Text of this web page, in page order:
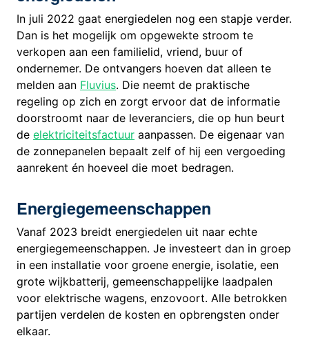
In juli 2022 gaat energiedelen nog een stapje verder.
Dan is het mogelijk om opgewekte stroom te
verkopen aan een familielid, vriend, buur of
ondernemer. De ontvangers hoeven dat alleen te
melden aan Fluvius. Die neemt de praktische
regeling op zich en zorgt ervoor dat de informatie
doorstroomt naar de leveranciers, die op hun beurt
deelektriciteitsfactuur aanpassen. De eigenaar van
de zonnepanelen bepaalt zelf of hij een vergoeding
aanrekent én hoeveel die moet bedragen.
Energiegemeenschappen
Vanaf 2023 breidt energiedelen uit naar echte
energiegemeenschappen. Je investeert dan in groep
in een installatie voor groene energie, isolatie, een
grote wijkbatterij, gemeenschappelijke laadpalen
voor elektrische wagens, enzovoort. Alle betrokken
partijen verdelen de kosten en opbrengsten onder
elkaar.